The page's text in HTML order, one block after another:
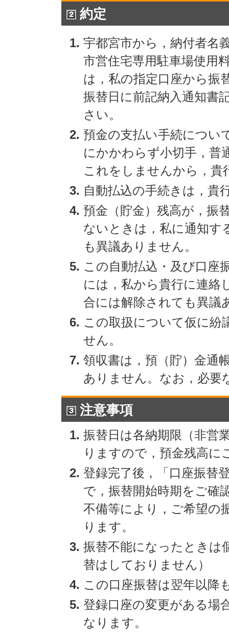
約定
宇都宮市から，納付者名
市営住宅専用駐車場使用
は，私の指定口座から振
振替日に前記納入通知書
さい。
預金の支払い手続につい
にかかわらず小切手，普
これをしませんから，貴
自動払込の手続きは，貴
預金（貯金）残高が，振
ないときは，私に通知す
も異議ありません。
この自動払込・及び口座
には，私から貴行に連絡
合には解除されても異議
この取扱について仮に紛
せん。
領収書は，預（貯）金通
ありません。なお，必要
注意事項
振替日は各納期限（非営
りますので，預金残高に
登録完了後，「口座振替
で，振替開始時期をご確
不備等により，ご希望の
ります。
振替不能になったときは
替はしておりません）
この口座振替は翌年以降
登録口座の変更がある場
なります。